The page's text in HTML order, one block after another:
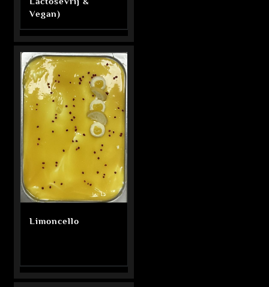
Vegan)
Limoncello